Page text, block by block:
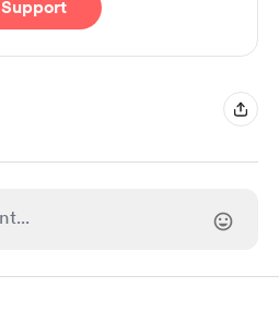
Support